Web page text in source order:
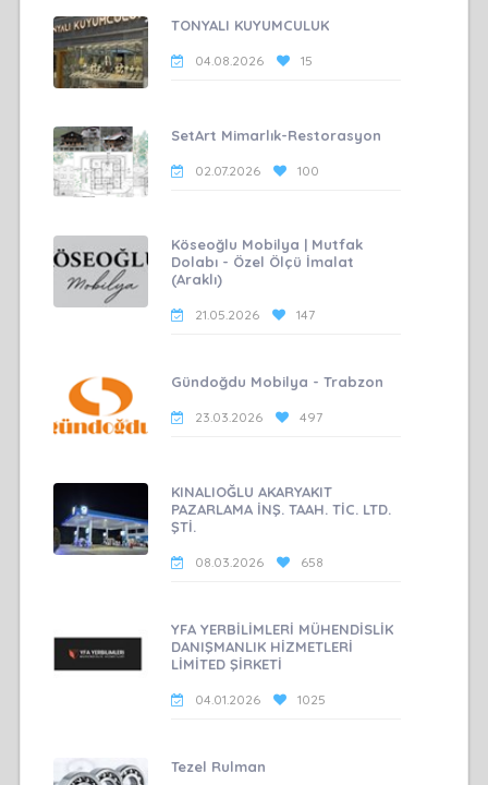
TONYALI KUYUMCULUK
04.08.2026 15
SetArt Mimarlık-Restorasyon
02.07.2026 100
Köseoğlu Mobilya | Mutfak
Dolabı - Özel Ölçü İmalat
(Araklı)
21.05.2026 147
Gündoğdu Mobilya - Trabzon
23.03.2026 497
KINALIOĞLU AKARYAKIT
PAZARLAMA İNŞ. TAAH. TİC. LTD.
ŞTİ.
08.03.2026 658
YFA YERBİLİMLERİ MÜHENDİSLİK
DANIŞMANLIK HİZMETLERİ
LİMİTED ŞİRKETİ
04.01.2026 1025
Tezel Rulman